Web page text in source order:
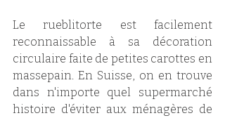
Le rueblitorte est facilement
reconnaissable à sa décoration
circulaire faite de petites carottes en
massepain. En Suisse, on en trouve
dans n'importe quel supermarché
histoire d'éviter aux ménagères de